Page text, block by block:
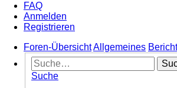
FAQ
Anmelden
Registrieren
Foren-ÜbersichtAllgemeines
Suche